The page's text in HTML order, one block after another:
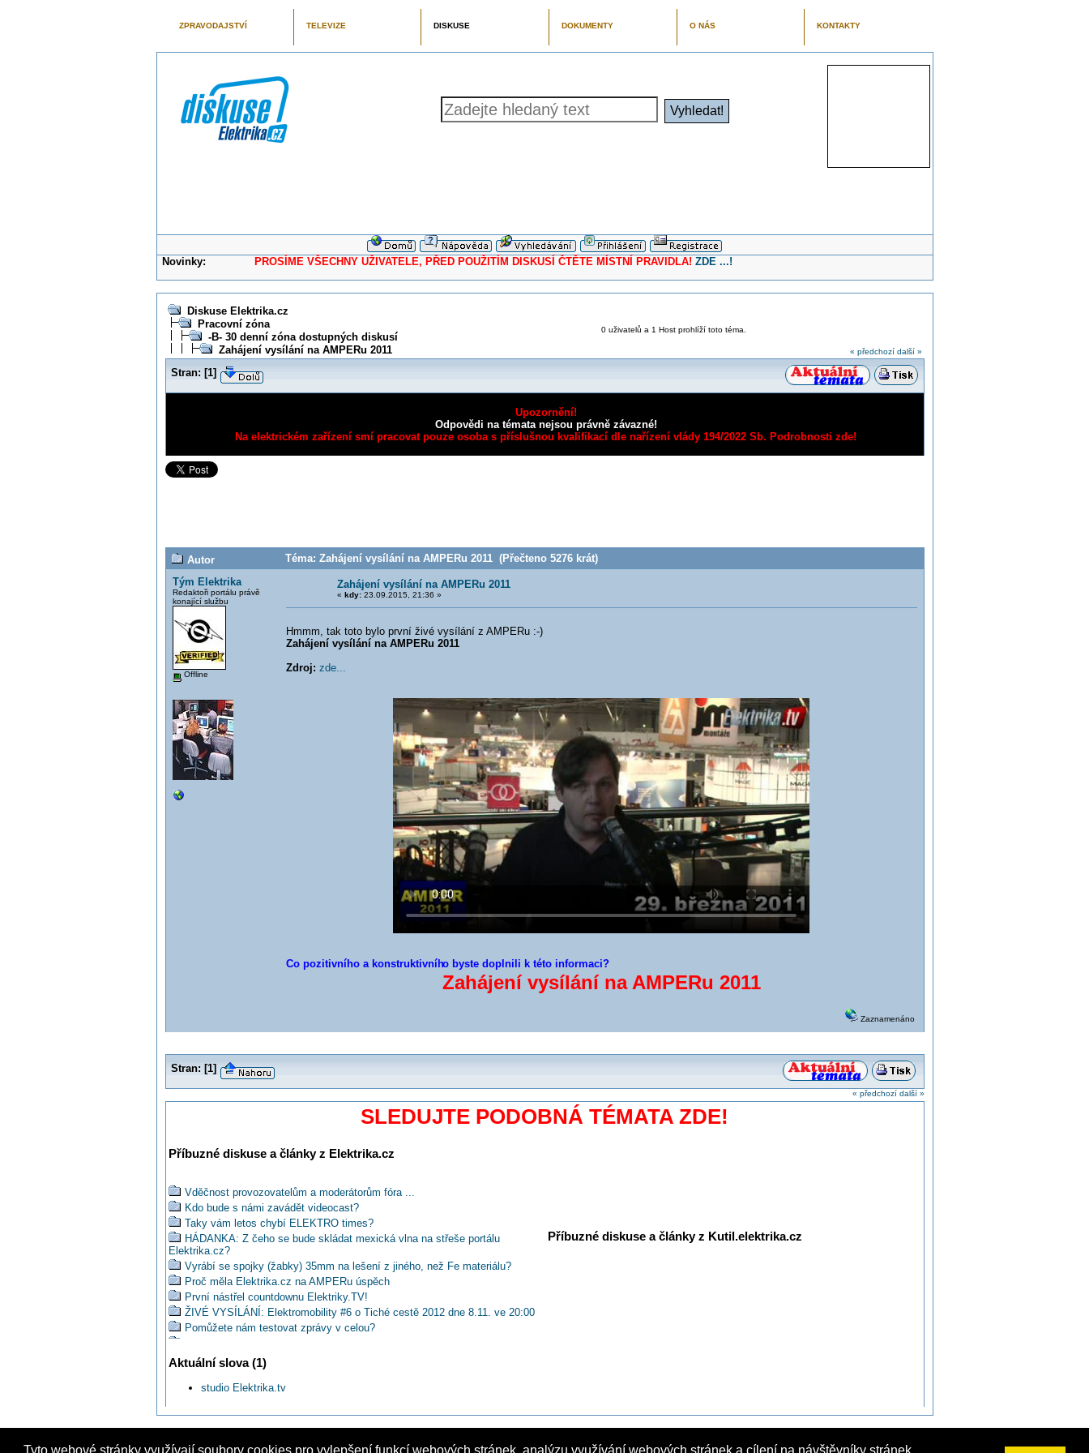
Tyto webové stránky využívají soubory cookies pro vylepšení funkcí webových stránek, analýzu využívání webových stránek a cílení na návštěvníky stránek.
ZPRAVODAJSTVÍ TELEVIZE DISKUSE DOKUMENTY O NÁS KONTAKTY
Novinky: PROSÍME VŠECHNY UŽIVATELE, PŘED POUŽITÍM DISKUSÍ ČTĚTE MÍSTNÍ PRAVIDLA! ZDE ...!
Diskuse Elektrika.cz
Pracovní zóna
-B- 30 denní zóna dostupných diskusí
Zahájení vysílání na AMPERu 2011
0 uživatelů a 1 Host prohlíží toto téma.
« předchozí další »
Stran: [1]
Upozornění!
Odpovědi na témata nejsou právně závazné!
Na elektrickém zařízení smí pracovat pouze osoba s příslušnou kvalifikací dle nařízení vlády 194/2022 Sb. Podrobnosti zde!
Autor
Téma: Zahájení vysílání na AMPERu 2011 (Přečteno 5276 krát)
Tým Elektrika
Redaktoři portálu právě
konající službu
Offline
Zahájení vysílání na AMPERu 2011
« kdy:23.09.2015, 21:36 »
Hmmm, tak toto bylo první živé vysílání z AMPERu :-)
Zahájení vysílání na AMPERu 2011
Zdroj: zde...
Co pozitivního a konstruktivního byste doplnili k této informaci?
Zahájení vysílání na AMPERu 2011
Zaznamenáno
Stran: [1]
« předchozí další »
SLEDUJTE PODOBNÁ TÉMATA ZDE!
Příbuzné diskuse a články z Elektrika.cz
Vděčnost provozovatelům a moderátorům fóra ...
Kdo bude s námi zavádět videocast?
Taky vám letos chybí ELEKTRO times?
HÁDANKA: Z čeho se bude skládat mexická vlna na střeše portálu
Elektrika.cz?
Vyrábí se spojky (žabky) 35mm na lešení z jiného, než Fe materiálu?
Proč měla Elektrika.cz na AMPERu úspěch
První nástřel countdownu Elektriky.TV!
ŽIVÉ VYSÍLÁNÍ: Elektromobility #6 o Tiché cestě 2012 dne 8.11. ve 20:00
Pomůžete nám testovat zprávy v celou?
Myslíte si, že je v případě Elektrika.TV vysoké pracovní nasazení namístě?
Dle mého názoru pan Minařík před kameru prostě nepatří!
Příbuzné diskuse a články z Kutil.elektrika.cz
Aktuální slova (1)
studio Elektrika.tv